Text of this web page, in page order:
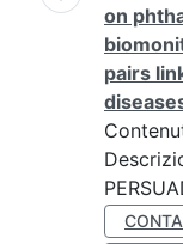
on
pairs